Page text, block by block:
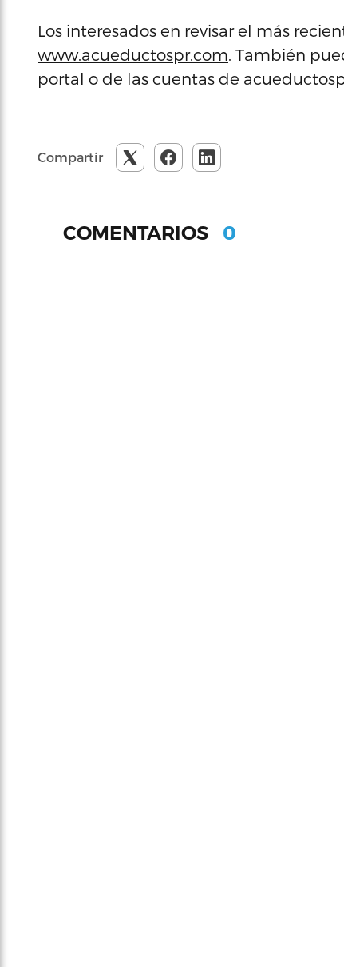
Los interesados en revisar el más
www.acueductospr.com. También
portal o de las cuentas de
Compartir
COMENTARIOS 0